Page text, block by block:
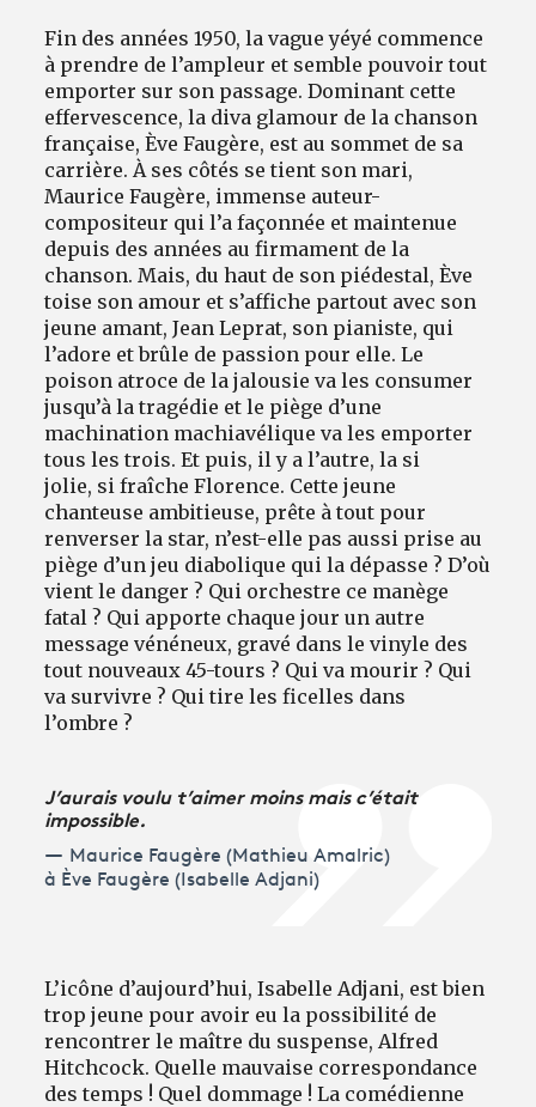
Fin des années 1950, la vague yéyé commence
à prendre de l’ampleur et semble pouvoir tout
emporter sur son passage. Dominant cette
effervescence, la diva glamour de la chanson
française, Ève Faugère, est au sommet de sa
carrière. À ses côtés se tient son mari,
Maurice Faugère, immense auteur-
compositeur qui l’a façonnée et maintenue
depuis des années au firmament de la
chanson. Mais, du haut de son piédestal, Ève
toise son amour et s’affiche partout avec son
jeune amant, Jean Leprat, son pianiste, qui
l’adore et brûle de passion pour elle. Le
poison atroce de la jalousie va les consumer
jusqu’à la tragédie et le piège d’une
machination machiavélique va les emporter
tous les trois. Et puis, il y a l’autre, la si
jolie, si fraîche Florence. Cette jeune
chanteuse ambitieuse, prête à tout pour
renverser la star, n’est-elle pas aussi prise au
piège d’un jeu diabolique qui la dépasse ? D’où
vient le danger ? Qui orchestre ce manège
fatal ? Qui apporte chaque jour un autre
message vénéneux, gravé dans le vinyle des
tout nouveaux 45-tours ? Qui va mourir ? Qui
va survivre ? Qui tire les ficelles dans
l’ombre ?
J’aurais voulu t’aimer moins mais c’était
impossible.
Maurice Faugère (Mathieu Amalric)
à Ève Faugère (Isabelle Adjani)
L’icône d’aujourd’hui, Isabelle Adjani, est bien
trop jeune pour avoir eu la possibilité de
rencontrer le maître du suspense, Alfred
Hitchcock. Quelle mauvaise correspondance
des temps ! Quel dommage ! La comédienne